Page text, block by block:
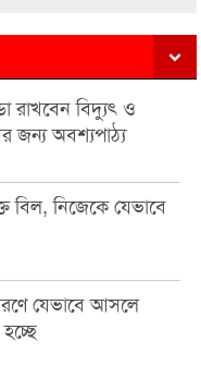
রাখবেন বিদ্যুৎ ও
জন্য অবশ্যপাঠ্য
বিল, নিজেকে যেভাবে
যেভাবে আসলে